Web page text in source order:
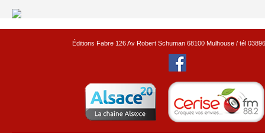
Éditions Fabre 126 Av Robert Schuman 68100 Mulhouse / tél